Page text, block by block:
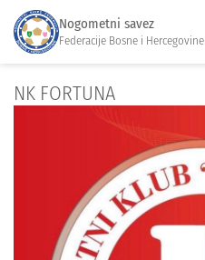
Nogometni savez
Federacije Bosne i Hercegovine
NK FORTUNA